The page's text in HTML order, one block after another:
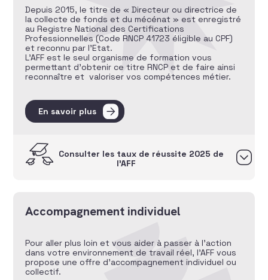
Depuis 2015, le titre de « Directeur ou directrice de
la collecte de fonds et du mécénat » est enregistré
au Registre National des Certifications
Professionnelles (Code RNCP 41723 éligible au CPF)
et reconnu par l’Etat.
L’AFF est le seul organisme de formation vous
permettant d’obtenir ce titre RNCP et de faire ainsi
reconnaître et valoriser vos compétences métier.
En savoir plus
Consulter les taux de réussite 2025 de
l’AFF
Accompagnement individuel
Pour aller plus loin et vous aider à passer à l’action
dans votre environnement de travail réel, l’AFF vous
propose une offre d’accompagnement individuel ou
collectif.